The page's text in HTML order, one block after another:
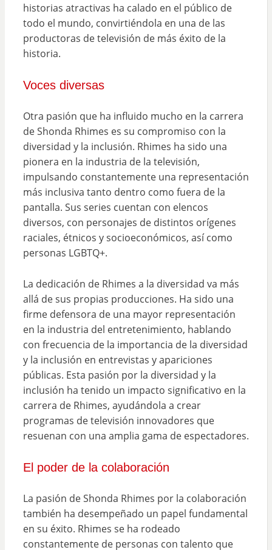
historias atractivas ha calado en el público de
todo el mundo, convirtiéndola en una de las
productoras de televisión de más éxito de la
historia.
Voces diversas
Otra pasión que ha influido mucho en la carrera
de Shonda Rhimes es su compromiso con la
diversidad y la inclusión. Rhimes ha sido una
pionera en la industria de la televisión,
impulsando constantemente una representación
más inclusiva tanto dentro como fuera de la
pantalla. Sus series cuentan con elencos
diversos, con personajes de distintos orígenes
raciales, étnicos y socioeconómicos, así como
personas LGBTQ+.
La dedicación de Rhimes a la diversidad va más
allá de sus propias producciones. Ha sido una
firme defensora de una mayor representación
en la industria del entretenimiento, hablando
con frecuencia de la importancia de la diversidad
y la inclusión en entrevistas y apariciones
públicas. Esta pasión por la diversidad y la
inclusión ha tenido un impacto significativo en la
carrera de Rhimes, ayudándola a crear
programas de televisión innovadores que
resuenan con una amplia gama de espectadores.
El poder de la colaboración
La pasión de Shonda Rhimes por la colaboración
también ha desempeñado un papel fundamental
en su éxito. Rhimes se ha rodeado
constantemente de personas con talento que